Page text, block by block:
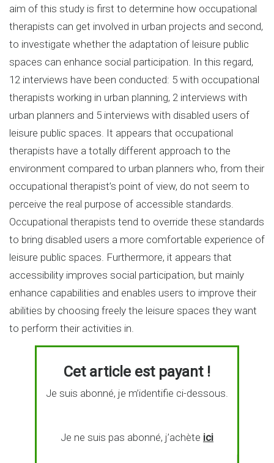
aim of this study is first to determine how occupational
therapists can get involved in urban projects and second,
to investigate whether the adaptation of leisure public
spaces can enhance social participation. In this regard,
12 interviews have been conducted: 5 with occupational
therapists working in urban planning, 2 interviews with
urban planners and 5 interviews with disabled users of
leisure public spaces. It appears that occupational
therapists have a totally different approach to the
environment compared to urban planners who, from their
occupational therapist’s point of view, do not seem to
perceive the real purpose of accessible standards.
Occupational therapists tend to override these standards
to bring disabled users a more comfortable experience of
leisure public spaces. Furthermore, it appears that
accessibility improves social participation, but mainly
enhance capabilities and enables users to improve their
abilities by choosing freely the leisure spaces they want
to perform their activities in.
Cet article est payant !
Je suis abonné, je m’identifie ci-dessous.
Je ne suis pas abonné, j’achète ici